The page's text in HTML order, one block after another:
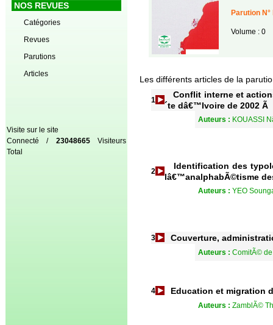
NOS REVUES
Catégories
Revues
Parutions
Articles
Visite sur le site
Connecté / 23048665Visiteurs
Total
Parution
Volume : 0
Les différents articles de la
1
Conflit interne et
´te dâ€™Ivoire de 2002 Ã
Auteurs : KOUASSI
2
Identification des
lâ€™analphabÃ©tisme
Auteurs : YEO
3 Couverture,
Auteurs : ComitÃ©
4 Education et migration
Auteurs : ZamblÃ©